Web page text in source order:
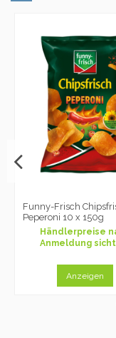
Funny-Frisch
Peperoni 10 x 150g
Händlerpreise
Anmeldung
Anzeigen